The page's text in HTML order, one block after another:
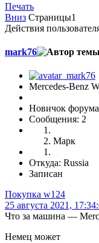
Печать
Вниз Страницы1
Действия
mark76
Mercedes-Benz
Новичок форума
Сообщения: 2
Марк
Откуда: Russia
Записан
Покупка w124
25 августа 2021,
Что за машина —
Немец может